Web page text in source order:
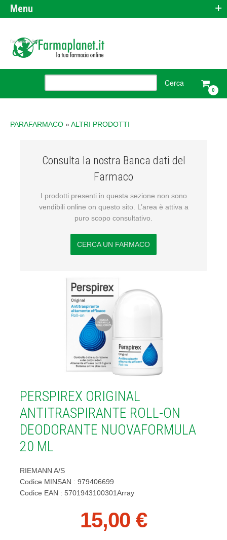
farmacia online
0
PARAFARMACO »ALTRI PRODOTTI
Consulta la nostra Banca dati del
Farmaco
I prodotti presenti in questa sezione non sono
vendibili online on questo sito. L’area è attiva a
puro scopo consultativo.
CERCA UN FARMACO
PERSPIREX ORIGINAL
ANTITRASPIRANTE ROLL-ON
DEODORANTE NUOVAFORMULA
20 ML
RIEMANN A/S
Codice MINSAN : 979406699
Codice EAN : 5701943100301Array
15,00 €
Menu +